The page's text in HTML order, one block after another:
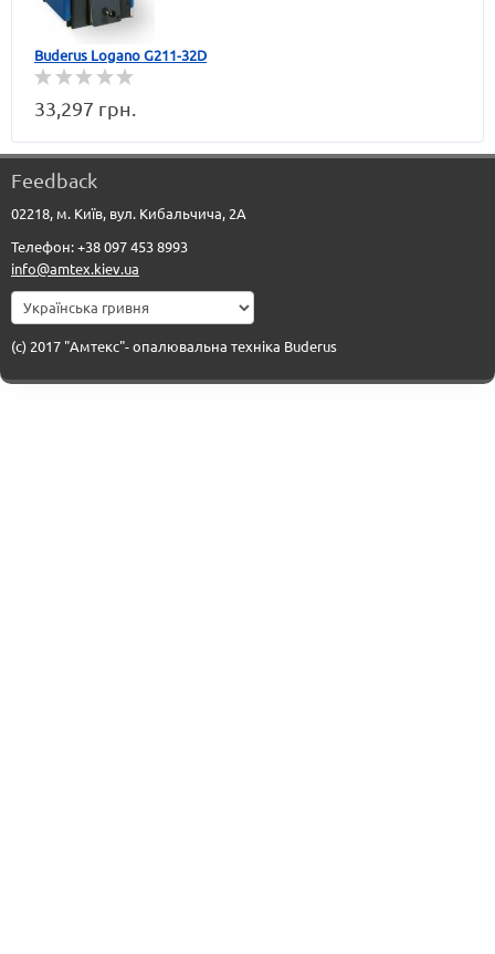
Buderus Logano G211-32D
33,297 грн.
Feedback
02218, м. Київ, вул. Кибальчича, 2А
Телефон: +38 097 453 8993
info@amtex.kiev.ua
(c) 2017 "Амтекс"- опалювальна техніка Buderus